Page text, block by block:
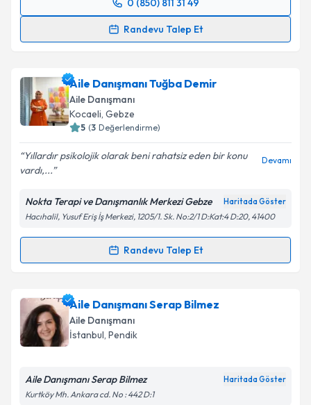
0 (850) 811 31 49
Randevu Talep Et
Randevu Takvimi Talebi
takvim hazırlandığında e-posta ile bilgilendireceğiz.
E-posta Adresiniz
kapsamda işlenmesini kabul ediyorum.
Takvim Talebini Gönder
Aile Danışmanı Tuğba Demir
Aile Danışmanı
Kocaeli, Gebze
5 (3 Değerlendirme)
Yıllardır psikolojik olarak beni rahatsiz eden bir konu
vardı,...
Devamı
Nokta Terapi ve Danışmanlık Merkezi Gebze Haritada Göster
Hacıhalil, Yusuf Eriş İş Merkezi, 1205/1. Sk. No:2/1 D:Kat:4 D:20, 41400
Randevu Talep Et
Randevu Takvimi Talebi
Aile Danışmanı Tuğba Demir için randevu takvimi
talebi oluşturun. Size bu uzmandan randevu almanız
için bir takvim hazırlandığında e-posta ile
bilgilendireceğiz.
Aile Danışmanı Serap Bilmez
Aile Danışmanı
İstanbul, Pendik
Aile Danışmanı Serap Bilmez Haritada Göster
Kurtköy Mh. Ankara cd. No : 442 D:1